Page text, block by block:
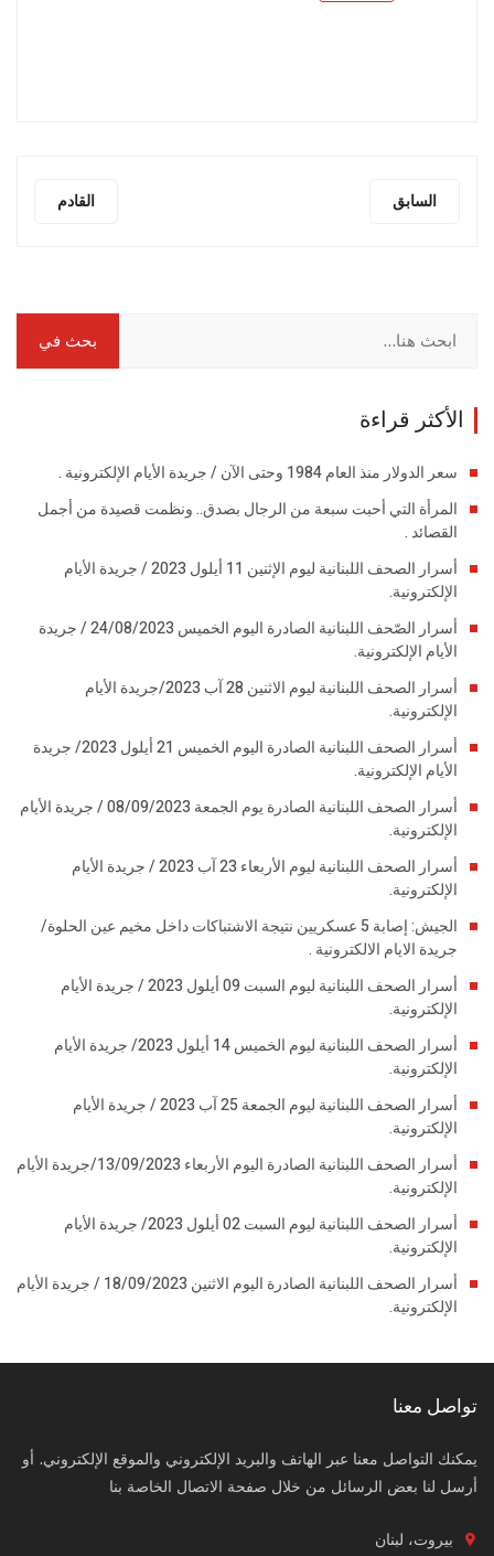
القادم السابق
الأكثر قراءة
سعر الدولار منذ العام 1984 وحتى الآن / جريدة الأيام الإلكترونية .
المرأة التي أحبت سبعة من الرجال بصدق.. ونظمت قصيدة من أجمل
القصائد .
أسرار الصحف اللبنانية ليوم الإثنين 11 أيلول 2023 / جريدة الأيام
الإلكترونية.
أسرار الصّحف اللبنانية الصادرة اليوم الخميس 24/08/2023 / جريدة
الأيام الإلكترونية.
أسرار الصحف اللبنانية ليوم الاثنين 28 آب 2023/جريدة الأيام
الإلكترونية.
أسرار الصحف اللبنانية الصادرة اليوم الخميس 21 أيلول 2023/ جريدة
الأيام الإلكترونية.
أسرار الصحف اللبنانية الصادرة يوم الجمعة 08/09/2023 / جريدة الأيام
الإلكترونية.
أسرار الصحف اللبنانية ليوم الأربعاء 23 آب 2023 / جريدة الأيام
الإلكترونية.
الجيش: إصابة 5 عسكريين نتيجة الاشتباكات داخل مخيم عين الحلوة/
جريدة الايام الالكترونية .
أسرار الصحف اللبنانية ليوم السبت 09 أيلول 2023 / جريدة الأيام
الإلكترونية.
أسرار الصحف اللبنانية ليوم الخميس 14 أيلول 2023/ جريدة الأيام
الإلكترونية.
أسرار الصحف اللبنانية ليوم الجمعة 25 آب 2023 / جريدة الأيام
الإلكترونية.
أسرار الصحف اللبنانية الصادرة اليوم الأربعاء 13/09/2023/جريدة الأيام
الإلكترونية.
أسرار الصحف اللبنانية ليوم السبت 02 أيلول 2023/ جريدة الأيام
الإلكترونية.
أسرار الصحف اللبنانية الصادرة اليوم الاثنين 18/09/2023 / جريدة الأيام
الإلكترونية.
تواصل معنا
يمكنك التواصل معنا عبر الهاتف والبريد الإلكتروني والموقع الإلكتروني. أو
أرسل لنا بعض الرسائل من خلال صفحة الاتصال الخاصة بنا
بيروت، لبنان